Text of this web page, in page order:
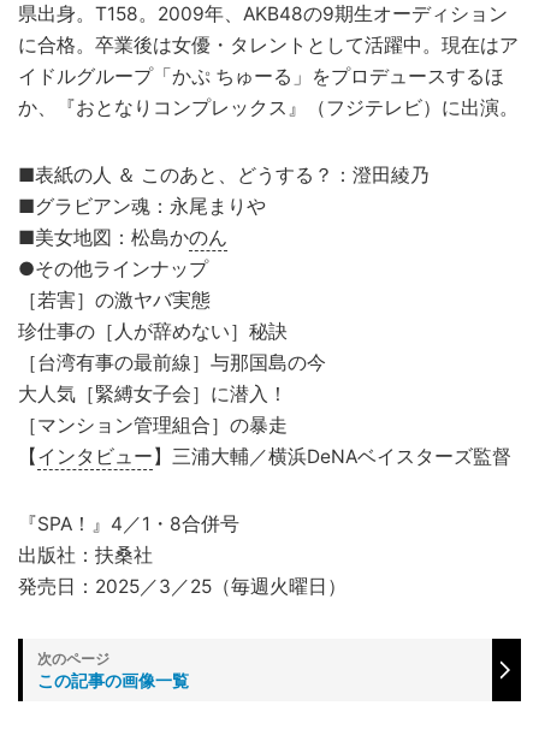
県出身。T158。2009年、AKB48の9期生オーディション
に合格。卒業後は女優・タレントとして活躍中。現在はア
イドルグループ「かぷ ちゅーる」をプロデュースするほ
か、『おとなりコンプレックス』（フジテレビ）に出演。
■表紙の人 ＆ このあと、どうする？：澄田綾乃
■グラビアン魂：永尾まりや
■美女地図：松島かのん
●その他ラインナップ
［若害］の激ヤバ実態
珍仕事の［人が辞めない］秘訣
［台湾有事の最前線］与那国島の今
大人気［緊縛女子会］に潜入！
［マンション管理組合］の暴走
【インタビュー】三浦大輔／横浜DeNAベイスターズ監督
『SPA！』4／1・8合併号
出版社：扶桑社
発売日：2025／3／25（毎週火曜日）
この記事の画像一覧